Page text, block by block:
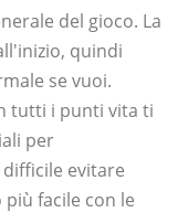
del gioco. La
quindi
se vuoi.
tutti i punti vita ti
per
evitare
facile con le